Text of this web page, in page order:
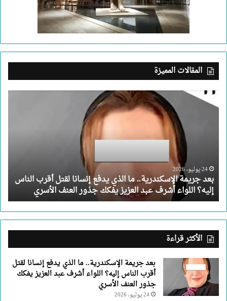
المقالات المميزة
بعد
جريمة
لقتل
أقرب
الناس
إليه؟
اللواء
أشرف
عبد
العزيز
جذور
العنف
الأسري
24 يوليو، 2026
بعد جريمة الإسكندرية.. ما الذي يدفع إنسانا لقتل أقرب الناس
إليه؟ اللواء أشرف عبد العزيز يفكك جذور العنف الأسري
الأكثر قراءة
بعد جريمة الإسكندرية.. ما الذي يدفع إنسانا لقتل
أقرب الناس إليه؟ اللواء أشرف عبد العزيز يفكك
جذور العنف الأسري
24 يوليو، 2026